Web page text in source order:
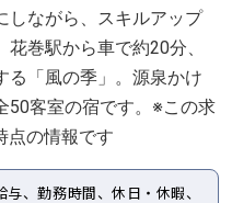
しながら、スキルアップ
巻駅から車で約20分、
る「風の季」。源泉かけ
50客室の宿です。※この求
点の情報です
与、勤務時間、休日・休暇、